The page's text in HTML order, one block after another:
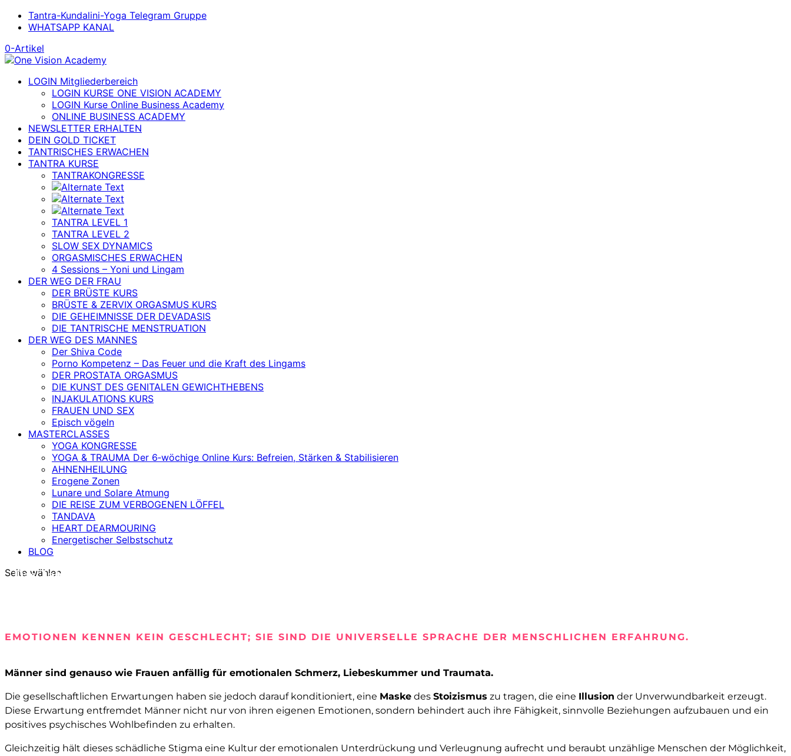
Tantra-Kundalini-Yoga Telegram Gruppe
WHATSAPP KANAL
0-Artikel
LOGIN Mitgliederbereich
LOGIN KURSE ONE VISION ACADEMY
LOGIN Kurse Online Business Academy
ONLINE BUSINESS ACADEMY
NEWSLETTER ERHALTEN
DEIN GOLD TICKET
TANTRISCHES ERWACHEN
TANTRA KURSE
TANTRAKONGRESSE
TANTRA LEVEL 1
TANTRA LEVEL 2
SLOW SEX DYNAMICS
ORGASMISCHES ERWACHEN
4 Sessions – Yoni und Lingam
DER WEG DER FRAU
DER BRÜSTE KURS
BRÜSTE & ZERVIX ORGASMUS KURS
DIE GEHEIMNISSE DER DEVADASIS
DIE TANTRISCHE MENSTRUATION
DER WEG DES MANNES
Der Shiva Code
Porno Kompetenz – Das Feuer und die Kraft des Lingams
DER PROSTATA ORGASMUS
DIE KUNST DES GENITALEN GEWICHTHEBENS
INJAKULATIONS KURS
FRAUEN UND SEX
Episch vögeln
MASTERCLASSES
YOGA KONGRESSE
YOGA & TRAUMA Der 6‑wöchige Online Kurs: Befreien, Stärken & Stabilisieren
AHNENHEILUNG
Erogene Zonen
Lunare und Solare Atmung
DIE REISE ZUM VERBOGENEN LÖFFEL
TANDAVA
HEART DEARMOURING
Energetischer Selbstschutz
BLOG
Seite wählen
Das Tabu der Männer
EMOTIONEN KENNEN KEIN GESCHLECHT; SIE SIND DIE UNIVERSELLE SPRACHE DER MENSCHLICHEN ERFAHRUNG.
Männer sind genauso wie Frauen anfällig für emotionalen Schmerz, Liebeskummer und Traumata.
Die gesellschaftlichen Erwartungen haben sie jedoch darauf konditioniert, eine Maske des Stoizismus zu tragen, die eine Illusion der Unverwundbarkeit erzeugt.
Diese Erwartung entfremdet Männer nicht nur von ihren eigenen Emotionen, sondern behindert auch ihre Fähigkeit, sinnvolle Beziehungen aufzubauen und ein
positives psychisches Wohlbefinden zu erhalten.
Gleichzeitig hält dieses schädliche Stigma eine Kultur der emotionalen Unterdrückung und Verleugnung aufrecht und beraubt unzählige Menschen der Möglichkeit,